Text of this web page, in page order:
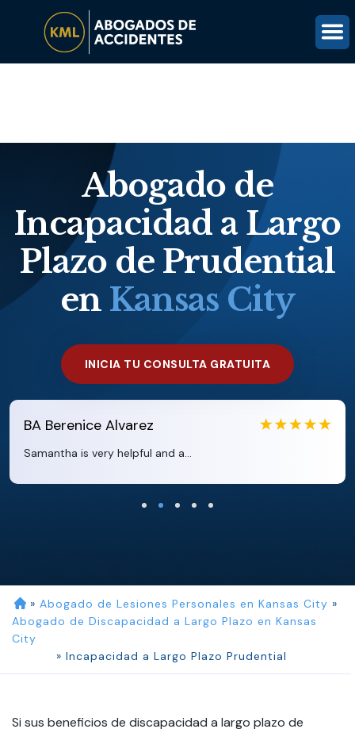
OBTÉN UNA REVISIÓN GRATUITA DEL CASO
Abogado de
Incapacidad a Largo
Plazo de Prudential
en Kansas City
INICIA TU CONSULTA GRATUITA
EB Eboni Bowie
Clara extremely helpful and ve...
» Abogado de Lesiones Personales en Kansas City »
Abogado de Discapacidad a Largo Plazo en Kansas
City
» Incapacidad a Largo Plazo Prudential
Si sus beneficios de discapacidad a largo plazo de